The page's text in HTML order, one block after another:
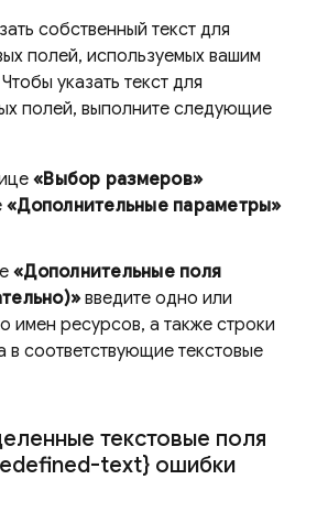
собственный текст для
полей, используемых вашим
указать текст для
полей, выполните следующие
«Выбор размеров»
«Дополнительные параметры»
«Дополнительные поля
введите одно или
имен ресурсов, а также строки
в соответствующие текстовые
текстовые поля
text} ошибки